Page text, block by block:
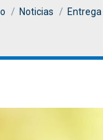
are here:
Noticias